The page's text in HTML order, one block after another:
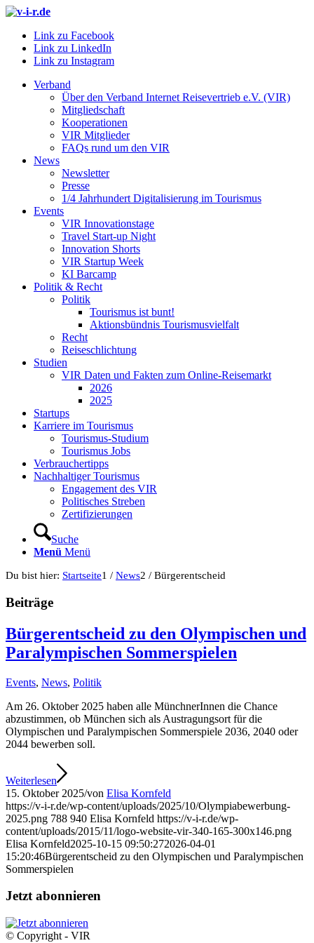
Link zu Facebook
Link zu LinkedIn
Link zu Instagram
Verband
Über den Verband Internet Reisevertrieb e.V. (VIR)
Mitgliedschaft
Kooperationen
VIR Mitglieder
FAQs rund um den VIR
News
Newsletter
Presse
1/4 Jahrhundert Digitalisierung im Tourismus
Events
VIR Innovationstage
Travel Start-up Night
Innovation Shorts
VIR Startup Week
KI Barcamp
Politik & Recht
Politik
Tourismus ist bunt!
Aktionsbündnis Tourismusvielfalt
Recht
Reiseschlichtung
Studien
VIR Daten und Fakten zum Online-Reisemarkt
2026
2025
Startups
Karriere im Tourismus
Tourismus-Studium
Tourismus Jobs
Verbrauchertipps
Nachhaltiger Tourismus
Engagement des VIR
Politisches Streben
Zertifizierungen
Suche
Menü Menü
Du bist hier: Startseite1 / News2 / Bürgerentscheid
Beiträge
Bürgerentscheid zu den Olympischen und
Paralympischen Sommerspielen
Events, News, Politik
Am 26. Oktober 2025 haben alle MünchnerInnen die Chance
abzustimmen, ob München sich als Austragungsort für die
Olympischen und Paralympischen Sommerspiele 2036, 2040 oder
2044 bewerben soll.
Weiterlesen
15. Oktober 2025/von Elisa Kornfeld
https://v-i-r.de/wp-content/uploads/2025/10/Olympiabewerbung-
2025.png 788 940 Elisa Kornfeld https://v-i-r.de/wp-
content/uploads/2015/11/logo-website-vir-340-165-300x146.png
Elisa Kornfeld2025-10-15 09:50:272026-04-01
15:20:46Bürgerentscheid zu den Olympischen und Paralympischen
Sommerspielen
Jetzt abonnieren
© Copyright - VIR